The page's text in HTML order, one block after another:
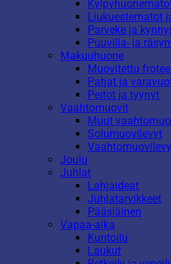
Liukuestematot
Parveke ja
Puuvilla- ja
Makuuhuone
Muovitettu
Patjat ja
Peitot ja tyynyt
Vaahtomuovit
Muut
Solumuovilevyt
Joulu
Juhlat
Lahjaideat
Juhlatarvikkeet
Pääsiäinen
Vapaa-aika
Kuntoilu
Laukut